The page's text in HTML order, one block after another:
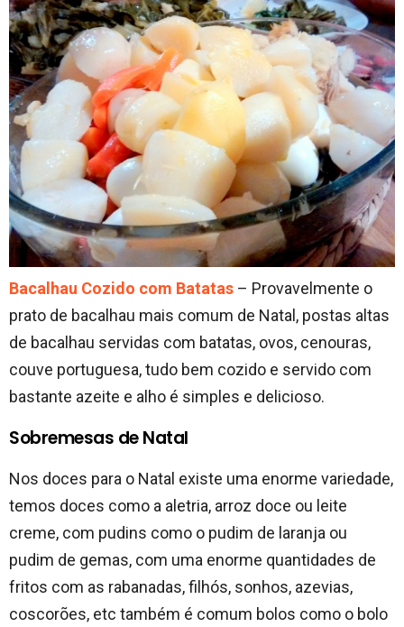
Bacalhau Cozido com Batatas – Provavelmente o
prato de bacalhau mais comum de Natal, postas altas
de bacalhau servidas com batatas, ovos, cenouras,
couve portuguesa, tudo bem cozido e servido com
bastante azeite e alho é simples e delicioso.
Sobremesas de Natal
Nos doces para o Natal existe uma enorme variedade,
temos doces como a aletria, arroz doce ou leite
creme, com pudins como o pudim de laranja ou
pudim de gemas, com uma enorme quantidades de
fritos com as rabanadas, filhós, sonhos, azevias,
coscorões, etc também é comum bolos como o bolo